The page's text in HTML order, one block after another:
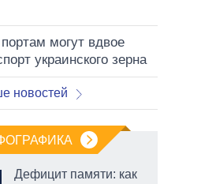
могут вдвое
украинского зерна
новостей
Дефицит памяти: как